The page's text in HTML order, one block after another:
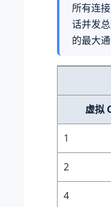
所有连
话并发
的最大
虚拟
1
2
4